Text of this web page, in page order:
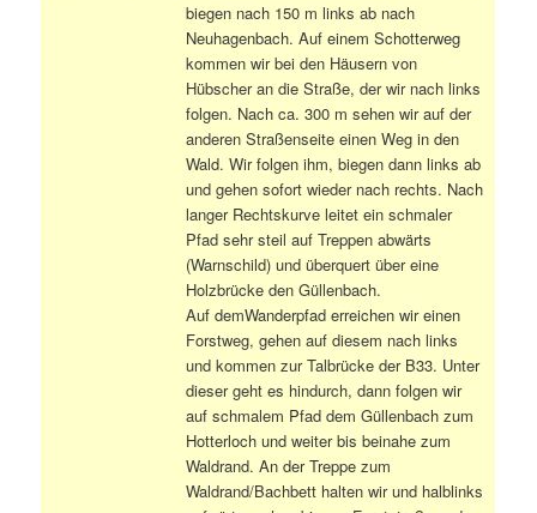
biegen nach 150 m links ab nach
Neuhagenbach. Auf einem Schotterweg
kommen wir bei den Häusern von
Hübscher an die Straße, der wir nach links
folgen. Nach ca. 300 m sehen wir auf der
anderen Straßenseite einen Weg in den
Wald. Wir folgen ihm, biegen dann links ab
und gehen sofort wieder nach rechts. Nach
langer Rechtskurve leitet ein schmaler
Pfad sehr steil auf Treppen abwärts
(Warnschild) und überquert über eine
Holzbrücke den Güllenbach.
Auf demWanderpfad erreichen wir einen
Forstweg, gehen auf diesem nach links
und kommen zur Talbrücke der B33. Unter
dieser geht es hindurch, dann folgen wir
auf schmalem Pfad dem Güllenbach zum
Hotterloch und weiter bis beinahe zum
Waldrand. An der Treppe zum
Waldrand/Bachbett halten wir und halblinks